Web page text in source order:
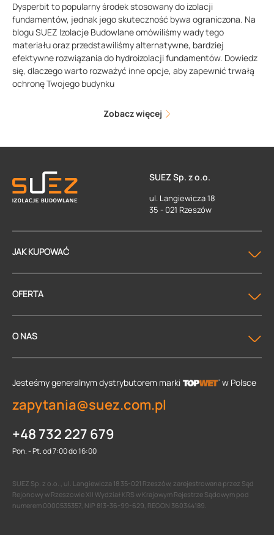
Dysperbit to popularny środek stosowany do izolacji
fundamentów, jednak jego skuteczność bywa ograniczona. Na
blogu SUEZ Izolacje Budowlane omówiliśmy wady tego
materiału oraz przedstawiliśmy alternatywne, bardziej
efektywne rozwiązania do hydroizolacji fundamentów. Dowiedz
się, dlaczego warto rozważyć inne opcje, aby zapewnić trwałą
ochronę Twojego budynku
Zobacz więcej
SUEZ Sp. z o.o.
ul. Langiewicza 18
35 - 021 Rzeszów
JAK KUPOWAĆ
OFERTA
O NAS
Jesteśmy generalnym dystrybutorem marki w Polsce
zapytania@suez.com.pl
+48 732 227 679
Pon. - Pt. od 7:00 do 16:00
SUEZ Sp. z o.o. , ul. Langiewicza 18 35-021 Rzeszów, zarejestrowana przez Sąd
Rejonowy w Rzeszowie XII Wydział KRS w Krajowym Rejestrze Sądowym pod
numerem 0000535357, NIP 813-36-99-629, REGON 360344189.